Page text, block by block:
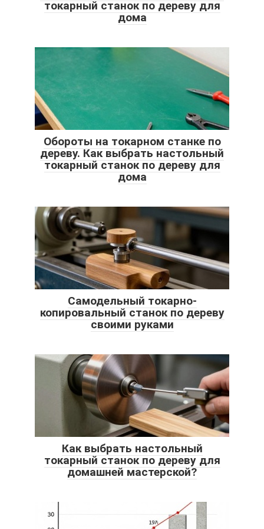
токарный станок по дереву для
дома
Обороты на токарном станке по
дереву. Как выбрать настольный
токарный станок по дереву для
дома
Самодельный токарно-
копировальный станок по дереву
своими руками
Как выбрать настольный
токарный станок по дереву для
домашней мастерской?